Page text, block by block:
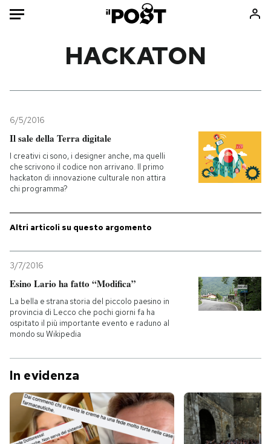
Mondo
Politica
Tecnologia
Internet
Scienza
Economia
Storie/Idee
Ok Boomer!
PODCAST
NEWSLETTER
I MIEI PREFERITI
SHOP
HACKATON
6/5/2016
Il sale della Terra digitale
I creativi ci sono, i designer anche, ma quelli
che scrivono il codice non arrivano. Il primo
hackaton di innovazione culturale non attira
chi programma?
Altri articoli su questo argomento
3/7/2016
Esino Lario ha fatto “Modifica”
La bella e strana storia del piccolo paesino in
provincia di Lecco che pochi giorni fa ha
ospitato il più importante evento e raduno al
mondo su Wikipedia
In evidenza